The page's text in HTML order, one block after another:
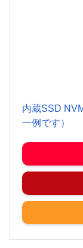
内蔵SSD
一例です）